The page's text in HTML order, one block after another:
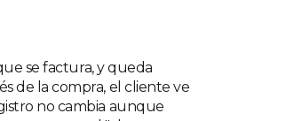
se factura, y queda
de la compra, el cliente ve
no cambia aunque